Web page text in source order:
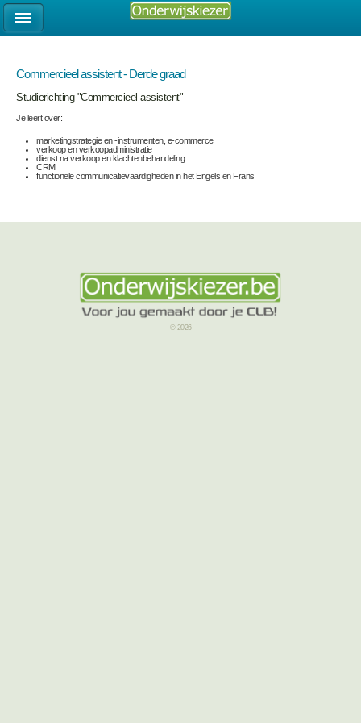
Commercieel assistent - Derde graad
Studierichting "Commercieel assistent"
Je leert over:
marketingstrategie en -instrumenten, e-commerce
verkoop en verkoopadministratie
dienst na verkoop en klachtenbehandeling
CRM
functionele communicatievaardigheden in het Engels en Frans
© 2026